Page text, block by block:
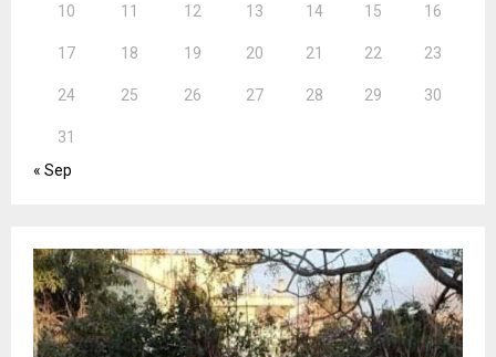
10 11 12 13 14 15 16
17 18 19 20 21 22 23
24 25 26 27 28 29 30
31
« Sep